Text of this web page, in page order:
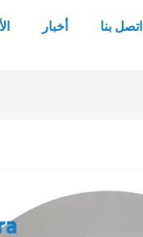
أخبار اتصل بنا